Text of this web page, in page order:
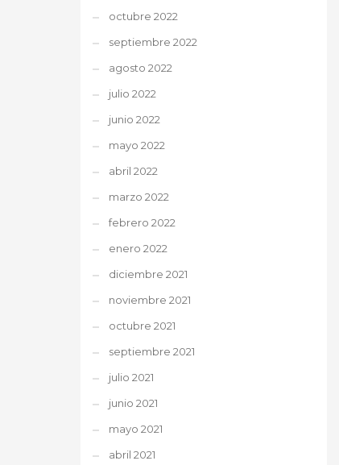
octubre 2022
septiembre 2022
agosto 2022
julio 2022
junio 2022
mayo 2022
abril 2022
marzo 2022
febrero 2022
enero 2022
diciembre 2021
noviembre 2021
octubre 2021
septiembre 2021
julio 2021
junio 2021
mayo 2021
abril 2021